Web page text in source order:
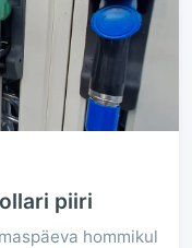
piiri
hommikul